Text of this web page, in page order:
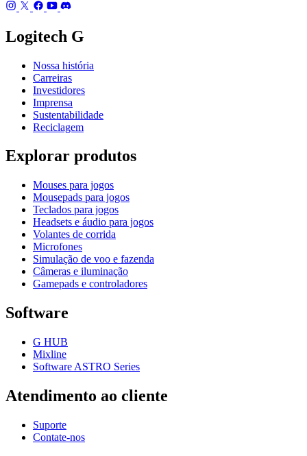
Logitech G
Nossa história
Carreiras
Investidores
Imprensa
Sustentabilidade
Reciclagem
Explorar produtos
Mouses para jogos
Mousepads para jogos
Teclados para jogos
Headsets e áudio para jogos
Volantes de corrida
Microfones
Simulação de voo e fazenda
Câmeras e iluminação
Gamepads e controladores
Software
G HUB
Mixline
Software ASTRO Series
Atendimento ao cliente
Suporte
Contate-nos